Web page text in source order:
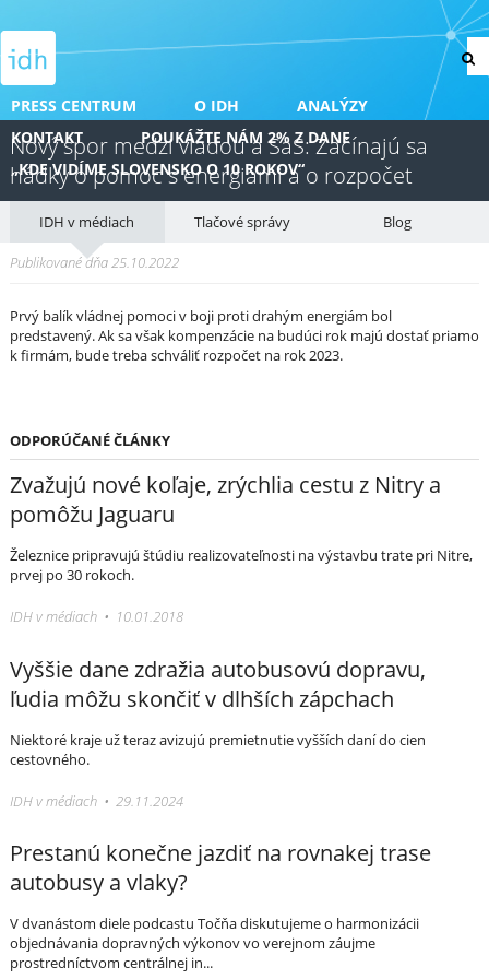
PRESS CENTRUM O IDH
ANALÝZY
KONTAKT
POUKÁŽTE NÁM 2% Z DANE
„KDE VIDÍME SLOVENSKO O 10 ROKOV“
Nový spor medzi vládou a SaS: Začínajú sa
hádky o pomoc s energiami a o rozpočet
IDH v médiach Tlačové správy Blog
Publikované dňa 25.10.2022
Prvý balík vládnej pomoci v boji proti drahým energiám bol
predstavený. Ak sa však kompenzácie na budúci rok majú dostať priamo
k firmám, bude treba schváliť rozpočet na rok 2023.
ODPORÚČANÉ ČLÁNKY
Zvažujú nové koľaje, zrýchlia cestu z Nitry a
pomôžu Jaguaru
Železnice pripravujú štúdiu realizovateľnosti na výstavbu trate pri Nitre,
prvej po 30 rokoch.
IDH v médiach • 10.01.2018
Vyššie dane zdražia autobusovú dopravu,
ľudia môžu skončiť v dlhších zápchach
Niektoré kraje už teraz avizujú premietnutie vyšších daní do cien
cestovného.
IDH v médiach • 29.11.2024
Prestanú konečne jazdiť na rovnakej trase
autobusy a vlaky?
V dvanástom diele podcastu Točňa diskutujeme o harmonizácii
objednávania dopravných výkonov vo verejnom záujme
prostredníctvom centrálnej in...